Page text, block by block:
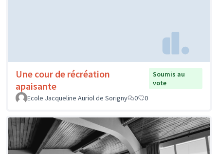
Une cour de récréation
apaisante
Soumis au
vote
Ecole Jacqueline Auriol de Sorigny
0 0